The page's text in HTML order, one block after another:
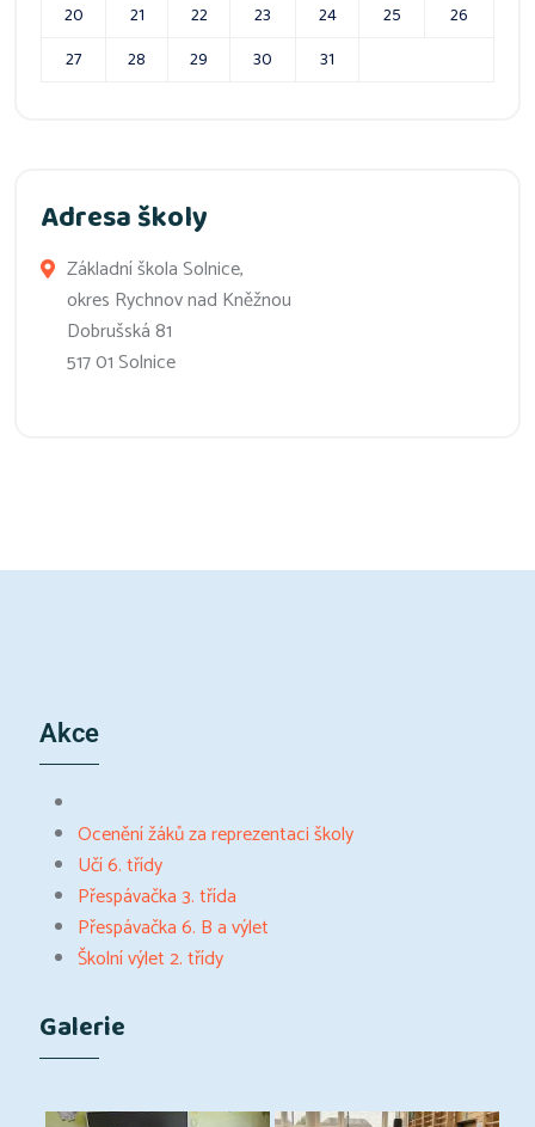
20
21 22 23 24 25
26
27
28 29 30 31
Adresa školy
Základní škola Solnice,
okres Rychnov nad Kněžnou
Dobrušská 81
517 01 Solnice
Akce
Ocenění žáků za reprezentaci školy
Učí 6. třídy
Přespávačka 3. třída
Přespávačka 6. B a výlet
Školní výlet 2. třídy
Galerie